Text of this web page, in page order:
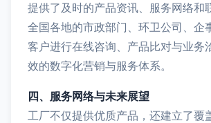
提供了及时的产品资讯、服务网络和
全国各地的市政部门、环卫公司、企
客户进行在线咨询、产品比对与业务
效的数字化营销与服务体系。
四、服务网络与未来展望
工厂不仅提供优质产品，还建立了覆